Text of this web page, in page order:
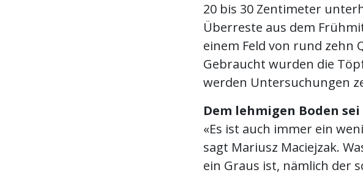
20 bis 30 Zentimeter
Überreste aus dem
einem Feld von rund zehn
Gebraucht wurden die
werden Untersuchungen
Dem lehmigen Boden
«Es ist auch immer ein
sagt Mariusz Maciejzak.
ein Graus ist, nämlich der